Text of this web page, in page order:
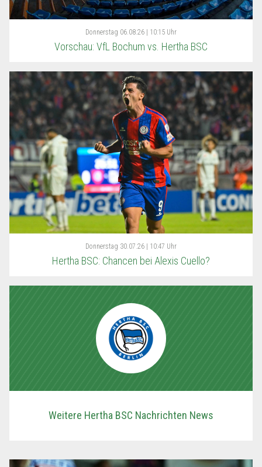
Donnerstag 06.08.26 | 10:15 Uhr
Vorschau: VfL Bochum vs. Hertha BSC
Donnerstag 30.07.26 | 10:47 Uhr
Hertha BSC: Chancen bei Alexis Cuello?
Weitere Hertha BSC Nachrichten News